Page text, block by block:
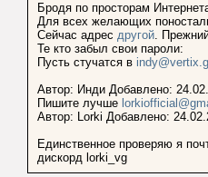
Бродя по просторам
Для всех желающих
Сейчас адрес другой.
Те кто забыл свои пароли:
Пусть стучатся в
Автор: Инди Добавлено:
Пишите лучше
Автор: Lorki Добавлено:
Единственное проверяю я
дискорд lorki_vg